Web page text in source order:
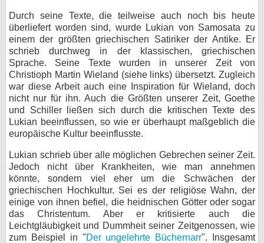
Durch seine Texte, die teilweise auch noch bis heute
überliefert worden sind, wurde Lukian von Samosata zu
einem der größten griechischen Satiriker der Antike. Er
schrieb durchweg in der klassischen, griechischen
Sprache. Seine Texte wurden in unserer Zeit von
Christioph Martin Wieland (siehe links) übersetzt. Zugleich
war diese Arbeit auch eine Inspiration für Wieland, doch
nicht nur für ihn. Auch die Größten unserer Zeit, Goethe
und Schiller ließen sich durch die kritischen Texte des
Lukian beeinflussen, so wie er überhaupt maßgeblich die
europäische Kultur beeinflusste.
Lukian schrieb über alle möglichen Gebrechen seiner Zeit.
Jedoch nicht über Krankheiten, wie man annehmen
könnte, sondern viel eher um die Schwächen der
griechischen Hochkultur. Sei es der religiöse Wahn, der
einige von ihnen befiel, die heidnischen Götter oder sogar
das Christentum. Aber er kritisierte auch die
Leichtgläubigkeit und Dummheit seiner Zeitgenossen, wie
zum Beispiel in "Der ungelehrte Büchernarr". Insgesamt
bei X
bei Facebook
Kontakt
Nutzungsbedingungen
Datenschutz
Cookie-Einstellungen
Impressum
Desktop-Ansicht
myFanbase